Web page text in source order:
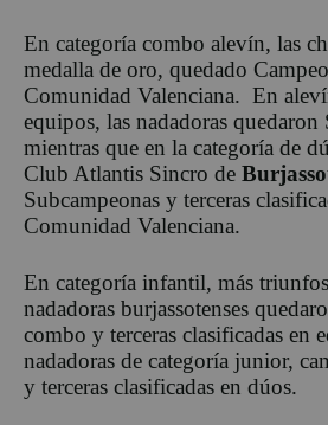
En categoría combo alevín, las
medalla de oro, quedado
Comunidad Valenciana. En
equipos, las nadadoras quedaron
mientras que en la categoría de
Club Atlantis Sincro de
Subcampeonas y terceras
Comunidad Valenciana.
En categoría infantil, más
nadadoras burjassotenses
combo y terceras clasificadas en
nadadoras de categoría junior,
y terceras clasificadas en dúos.